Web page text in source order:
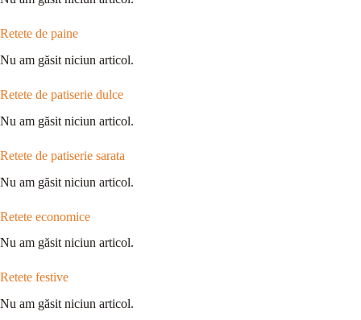
Retete de paine
Nu am găsit niciun articol.
Retete de patiserie dulce
Nu am găsit niciun articol.
Retete de patiserie sarata
Nu am găsit niciun articol.
Retete economice
Nu am găsit niciun articol.
Retete festive
Nu am găsit niciun articol.